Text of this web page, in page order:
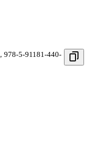
, 978-5-91181-440-